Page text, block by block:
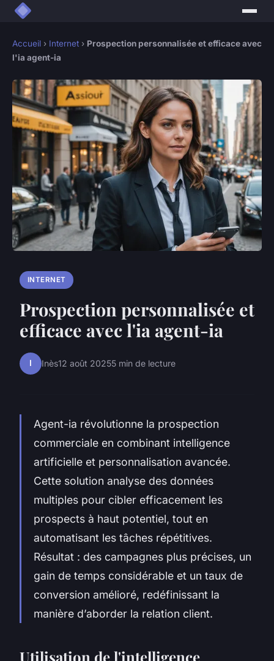
Accueil › Internet › Prospection personnalisée et efficace avec
l'ia agent-ia
INTERNET
Prospection personnalisée et
efficace avec l'ia agent-ia
I Inès12 août 20255 min de lecture
Agent-ia révolutionne la prospection
commerciale en combinant intelligence
artificielle et personnalisation avancée.
Cette solution analyse des données
multiples pour cibler efficacement les
prospects à haut potentiel, tout en
automatisant les tâches répétitives.
Résultat : des campagnes plus précises, un
gain de temps considérable et un taux de
conversion amélioré, redéfinissant la
manière d’aborder la relation client.
Utilisation de l'intelligence